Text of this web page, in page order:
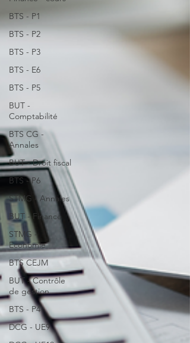
BTS - P1
BTS - P2
BTS - P3
BTS - E6
BTS - P5
BUT -
Comptabilité
BTS CG -
Annales
BUT - Droit fiscal
BTS - P6
STMG - Annales
BUT - Finance
STMG -
Economie
BTS CEJM
BUT - Contrôle
de gestion
BTS - P4
DCG - UE9